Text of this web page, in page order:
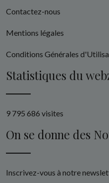
Contactez-nous
Mentions légales
Conditions Générales
Statistiques du
9 795 686 visites
On se donne des
Inscrivez-vous à notre